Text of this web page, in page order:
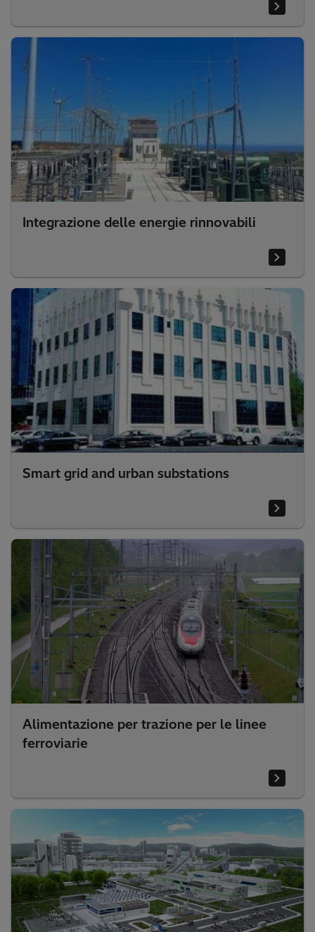
Integrazione delle energie rinnovabili
Smart grid and urban substations
Alimentazione per trazione per le linee
ferroviarie